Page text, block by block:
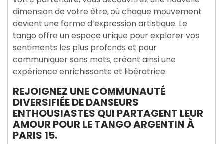
dimension de votre être, où chaque mouvement
devient une forme d’expression artistique. Le
tango offre un espace unique pour explorer vos
sentiments les plus profonds et pour
communiquer sans mots, créant ainsi une
expérience enrichissante et libératrice.
REJOIGNEZ UNE COMMUNAUTÉ
DIVERSIFIÉE DE DANSEURS
ENTHOUSIASTES QUI PARTAGENT LEUR
AMOUR POUR LE TANGO ARGENTIN À
PARIS 15.